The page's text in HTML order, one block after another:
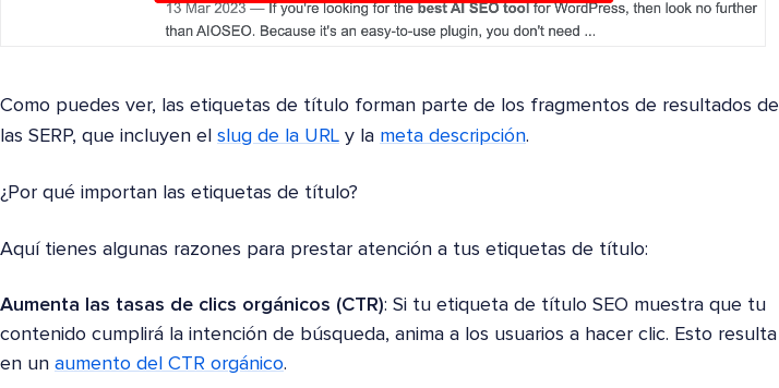
Como puedes ver, las etiquetas de título forman parte de los fragmentos de resultados de
las SERP, que incluyen el slug de la URL y la meta descripción.
¿Por qué importan las etiquetas de título?
Aquí tienes algunas razones para prestar atención a tus etiquetas de título:
Aumenta las tasas de clics orgánicos (CTR): Si tu etiqueta de título SEO muestra que tu
contenido cumplirá la intención de búsqueda, anima a los usuarios a hacer clic. Esto resulta
en un aumento del CTR orgánico.